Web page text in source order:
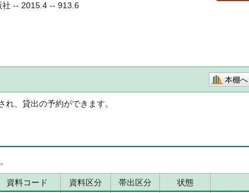
-- 2015.4 -- 913.6
本棚へ
、貸出の予約ができます。
資料コード 資料区分 帯出区分 状態